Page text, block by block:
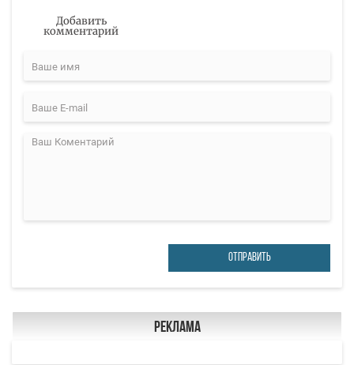
Добавить
комментарий
ОТПРАВИТЬ
Реклама